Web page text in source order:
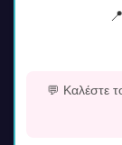
💬 Καλέστε